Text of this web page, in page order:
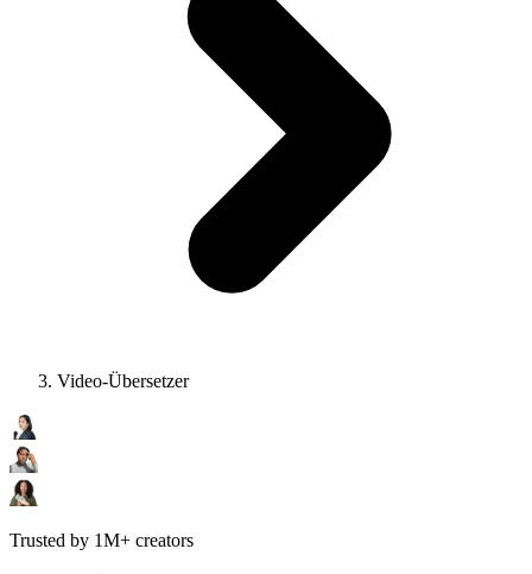
Video-Übersetzer
Trusted by 1M+ creators